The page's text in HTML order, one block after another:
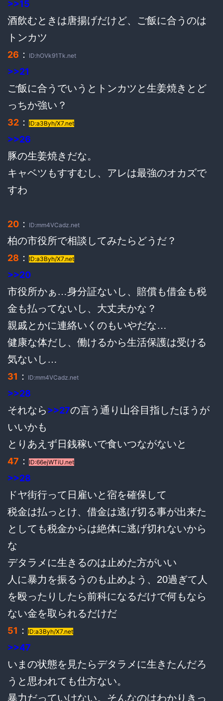
>>15
酒飲むときは唐揚げだけど、ご飯に合うのは
トンカツ
26 ： ID:hOVk91Tk.net
>>21
ご飯に合うでいうとトンカツと生姜焼きとど
っちか強い？
32 ： ID:a3Byh/X7.net
>>26
豚の生姜焼きだな。
キャベツもすすむし、アレは最強のオカズで
すわ
20 ： ID:mm4VCadz.net
柏の市役所で相談してみたらどうだ？
28 ： ID:a3Byh/X7.net
>>20
市役所かぁ…身分証ないし、賠償も借金も税
金も払ってないし、大丈夫かな？
親戚とかに連絡いくのもいやだな…
健康な体だし、働けるから生活保護は受ける
気ないし…
31 ： ID:mm4VCadz.net
>>28
それなら>>27の言う通り山谷目指したほうが
いいかも
とりあえず日銭稼いで食いつながないと
47 ： ID:66ejWTiU.net
>>28
ドヤ街行って日雇いと宿を確保して
税金は払っとけ、借金は逃げ切る事が出来た
としても税金からは絶体に逃げ切れないから
な
デタラメに生きるのは止めた方がいい
人に暴力を振るうのも止めよう、20過ぎて人
を殴ったりしたら前科になるだけで何もなら
ない金を取られるだけだ
51 ： ID:a3Byh/X7.net
>>47
いまの状態を見たらデタラメに生きたんだろ
うと思われても仕方ない。
暴力だっていけない。そんなのはわかりきっ